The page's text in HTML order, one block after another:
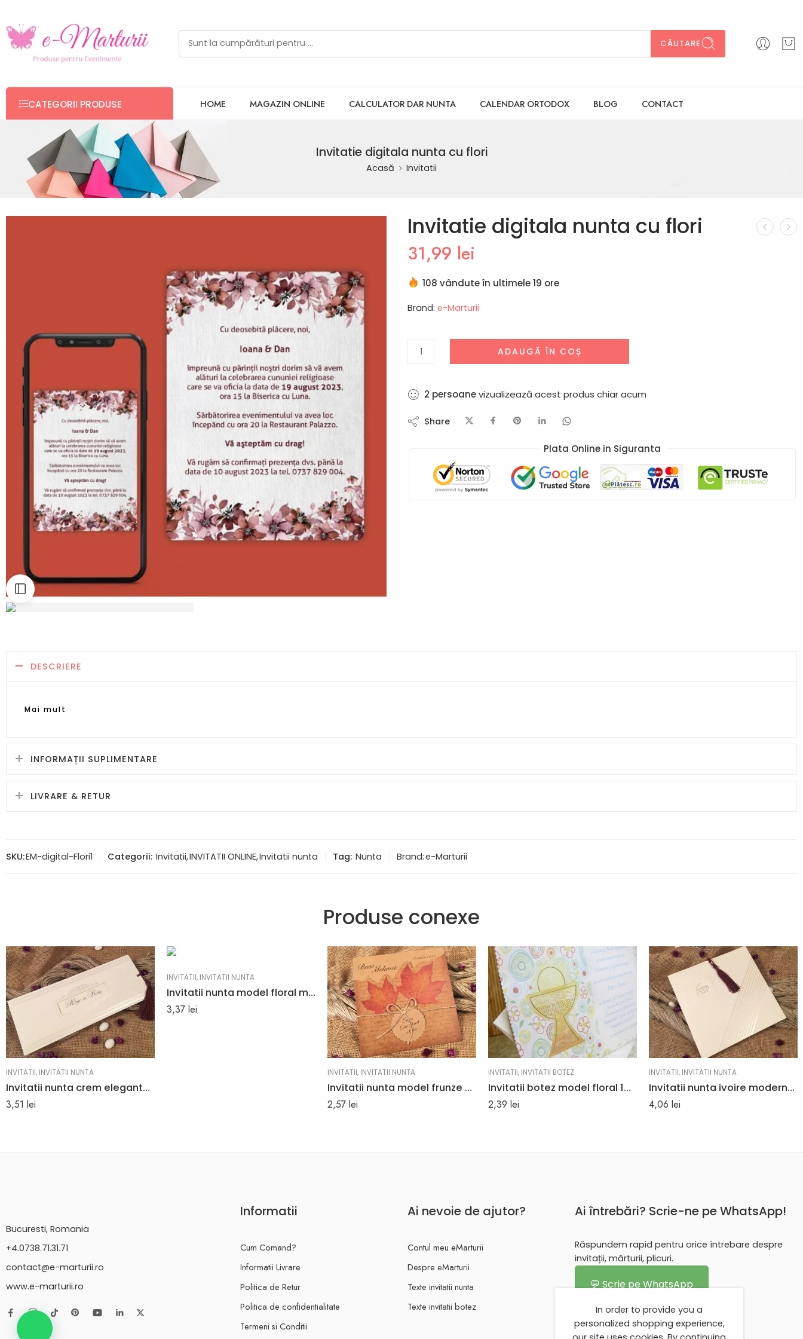
CĂUTARE
CATEGORII PRODUSE HOME MAGAZIN ONLINE CALCULATOR DAR NUNTA CALENDAR ORTODOX BLOG CONTACT
Invitatie digitala nunta cu flori
Acasă Invitatii
Invitatie digitala nunta cu flori
31,99 lei
108 vândute în ultimele 19 ore
Brand: e-Marturii
ADAUGĂ ÎN COȘ
2 persoanevizualizează acest produs chiar acum
Share
Plata Online in Siguranta​
DESCRIERE
Mai mult
INFORMAȚII SUPLIMENTARE
LIVRARE & RETUR
SKU:EM-digital-Flori1 Categorii: Invitatii,INVITATII ONLINE,Invitatii nunta Tag: Nunta Brand:e-Marturii
Produse conexe
INVITATII, INVITATII NUNTA
Invitatii nunta crem elegante model in relief 26.7 x 10.2 cm
3,51 lei
INVITATII, INVITATII NUNTA
Invitatii nunta model floral mov elegant 13.9 x 20.7 cm
3,37 lei
INVITATII, INVITATII NUNTA
Invitatii nunta model frunze de artar 16.5 x 16.5 cm
2,57 lei
INVITATII, INVITATII BOTEZ
Invitatii botez model floral 16.5 cm x 10.5 cm
2,39 lei
INVITATII, INVITATII NUNTA
Invitatii nunta ivoire moderna cu linii argintii 19 x 18.9 cm
4,06 lei
Bucuresti, Romania
+4.0738.71.31.71
contact@e-marturii.ro
www.e-marturii.ro
Informatii
Cum Comand?
Informatii Livrare
Politica de Retur
Politica de confidentialitate
Termeni si Conditii
Ai nevoie de ajutor?
Contul meu eMarturii
Despre eMarturii
Texte invitatii nunta
Texte invitatii botez
Ai întrebări? Scrie-ne pe WhatsApp!
Răspundem rapid pentru orice întrebare despre
invitații, mărturii, plicuri.
💬 Scrie pe WhatsApp
In order to provide you a
personalized shopping experience,